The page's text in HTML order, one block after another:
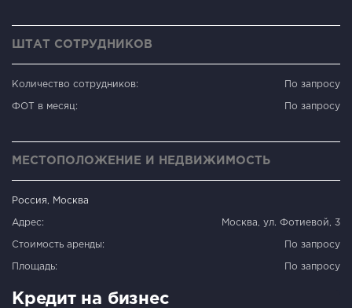
ШТАТ СОТРУДНИКОВ
Количество сотрудников: По запросу
ФОТ в месяц: По запросу
МЕСТОПОЛОЖЕНИЕ И НЕДВИЖИМОСТЬ
Россия, Москва
Адрес: Москва, ул. Фотиевой, 3
Стоимость аренды: По запросу
Площадь: По запросу
Кредит на бизнес